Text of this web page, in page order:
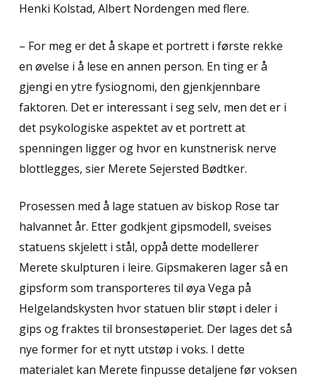
Henki Kolstad, Albert Nordengen med flere.
– For meg er det å skape et portrett i første rekke
en øvelse i å lese en annen person. En ting er å
gjengi en ytre fysiognomi, den gjenkjennbare
faktoren. Det er interessant i seg selv, men det er i
det psykologiske aspektet av et portrett at
spenningen ligger og hvor en kunstnerisk nerve
blottlegges, sier Merete Sejersted Bødtker.
Prosessen med å lage statuen av biskop Rose tar
halvannet år. Etter godkjent gipsmodell, sveises
statuens skjelett i stål, oppå dette modellerer
Merete skulpturen i leire. Gipsmakeren lager så en
gipsform som transporteres til øya Vega på
Helgelandskysten hvor statuen blir støpt i deler i
gips og fraktes til bronsestøperiet. Der lages det så
nye former for et nytt utstøp i voks. I dette
materialet kan Merete finpusse detaljene før voksen